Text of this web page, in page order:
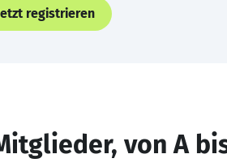
registrieren
von A